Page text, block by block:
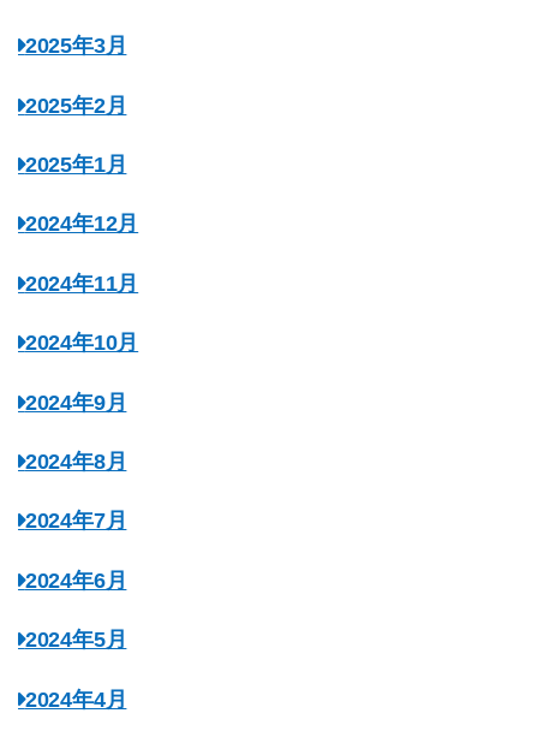
2025年3月
2025年2月
2025年1月
2024年12月
2024年11月
2024年10月
2024年9月
2024年8月
2024年7月
2024年6月
2024年5月
2024年4月